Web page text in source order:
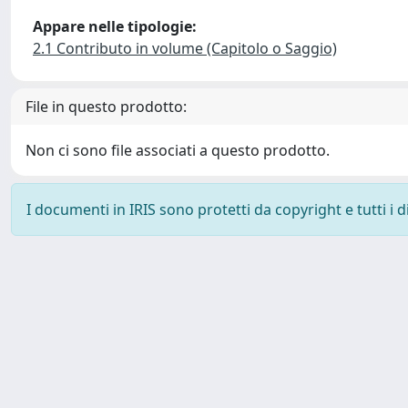
Appare nelle tipologie:
2.1 Contributo in volume (Capitolo o Saggio)
File in questo prodotto:
Non ci sono file associati a questo prodotto.
I documenti in IRIS sono protetti da copyright e tutti i